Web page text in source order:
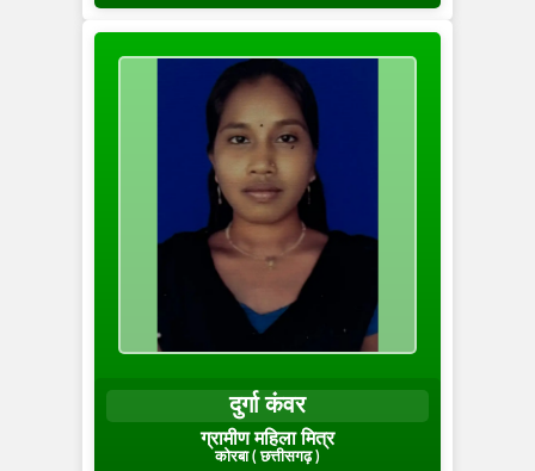
दुर्गा कंवर
ग्रामीण महिला मित्र
कोरबा ( छत्तीसगढ़ )